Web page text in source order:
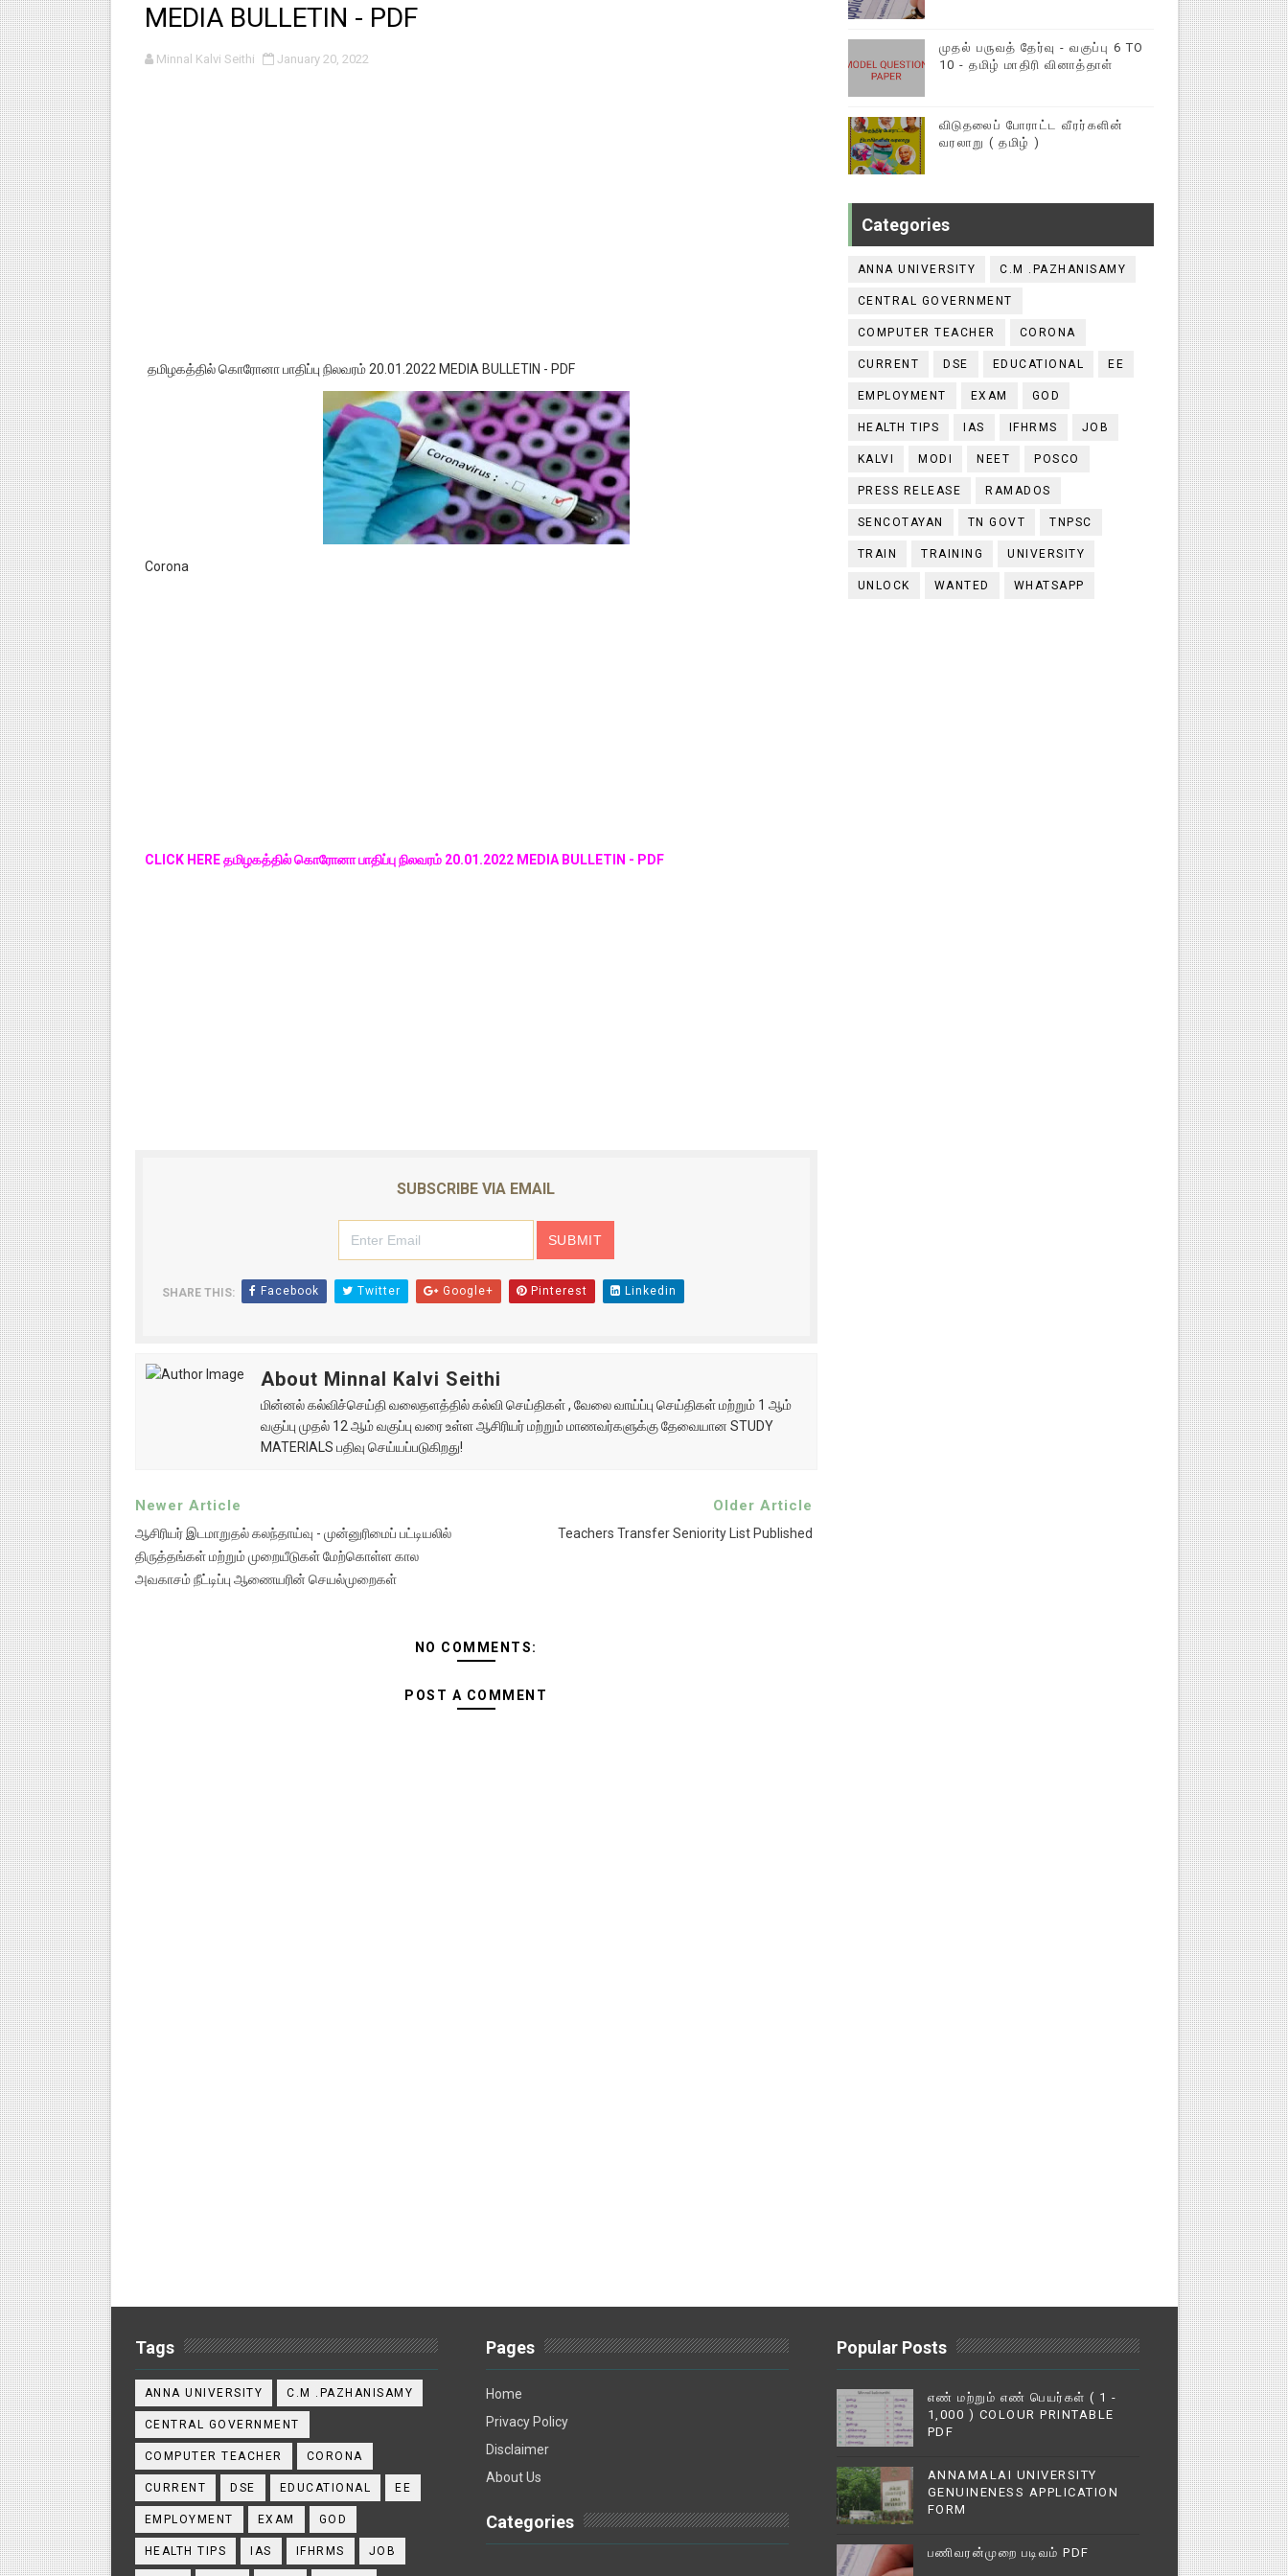
பள்ளி காலை வழிபாட்டுச் செயல்பாடுகள் - டிசம்பர் 17
குழந்தைகள் பாதுகாப்பு அலகில் வேலை வாய்ப்பு ( டிச 18 )
MEDIA BULLETIN - PDF
Minnal Kalvi Seithi January 20, 2022
தமிழகத்தில் கொரோனா பாதிப்பு நிலவரம் 20.01.2022 MEDIA BULLETIN - PDF
Corona
CLICK HERE தமிழகத்தில் கொரோனா பாதிப்பு நிலவரம் 20.01.2022 MEDIA BULLETIN - PDF
SUBSCRIBE VIA EMAIL
SHARE THIS: Facebook Twitter Google+ Pinterest Linkedin
About Minnal Kalvi Seithi
மின்னல் கல்விச்செய்தி வலைதளத்தில் கல்வி செய்திகள் , வேலை வாய்ப்பு செய்திகள் மற்றும் 1 ஆம்
வகுப்பு முதல் 12 ஆம் வகுப்பு வரை உள்ள ஆசிரியர் மற்றும் மாணவர்களுக்கு தேவையான STUDY
MATERIALS பதிவு செய்யப்படுகிறது!
Newer Article
ஆசிரியர் இடமாறுதல் கலந்தாய்வு - முன்னுரிமைப் பட்டியலில்
திருத்தங்கள் மற்றும் முறையீடுகள் மேற்கொள்ள கால
அவகாசம் நீட்டிப்பு ஆணையரின் செயல்முறைகள்
Older Article
Teachers Transfer Seniority List Published
NO COMMENTS:
POST A COMMENT
முதல் பருவத் தேர்வு - வகுப்பு 6 TO
10 - தமிழ் மாதிரி வினாத்தாள்
விடுதலைப் போராட்ட வீரர்களின்
வரலாறு ( தமிழ் )
Categories
ANNA UNIVERSITY C.M .PAZHANISAMY
CENTRAL GOVERNMENT
COMPUTER TEACHER CORONA
CURRENT DSE EDUCATIONAL EE
EMPLOYMENT EXAM GOD
HEALTH TIPS IAS IFHRMS JOB
KALVI MODI NEET POSCO
PRESS RELEASE RAMADOS
SENCOTAYAN TN GOVT TNPSC
TRAIN TRAINING UNIVERSITY
UNLOCK WANTED WHATSAPP
Tags
ANNA UNIVERSITY C.M .PAZHANISAMY
CENTRAL GOVERNMENT
COMPUTER TEACHER CORONA
CURRENT DSE EDUCATIONAL EE
EMPLOYMENT EXAM GOD
HEALTH TIPS IAS IFHRMS JOB
Pages
Home
Privacy Policy
Disclaimer
About Us
Categories
Popular Posts
எண் மற்றும் எண் பெயர்கள் ( 1 -
1,000 ) COLOUR PRINTABLE
PDF
ANNAMALAI UNIVERSITY
GENUINENESS APPLICATION
FORM
பணிவரன்முறை படிவம் PDF